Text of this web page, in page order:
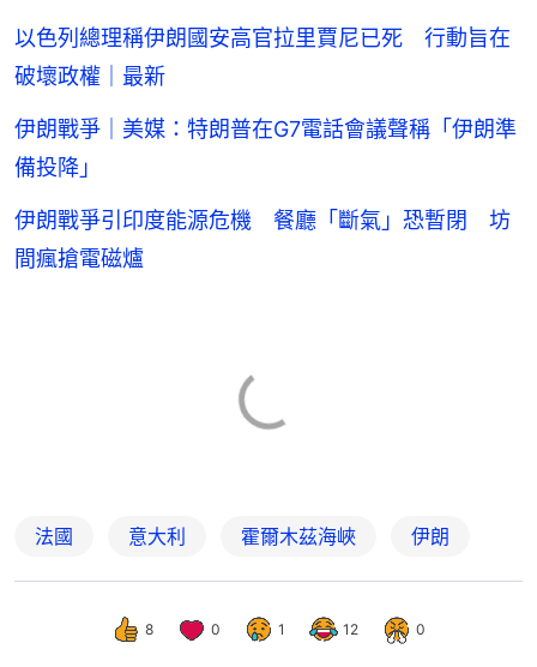
以色列總理稱伊朗國安高官拉里賈尼已死 行動旨在
破壞政權｜最新
伊朗戰爭｜美媒：特朗普在G7電話會議聲稱「伊朗準
備投降」
伊朗戰爭引印度能源危機 餐廳「斷氣」恐暫閉 坊
間瘋搶電磁爐
法國 意大利 霍爾木茲海峽 伊朗
8 0 1 12 0